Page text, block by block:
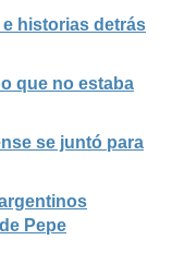
historias detrás
que no estaba
se juntó para
Pepe